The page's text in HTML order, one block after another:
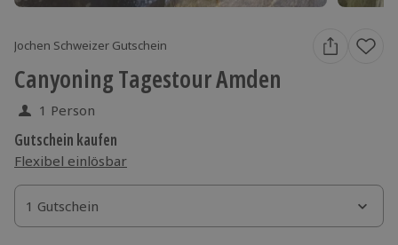
Jochen Schweizer Gutschein
Canyoning Tagestour Amden
1 Person
Gutschein kaufen
Flexibel einlösbar
1 Gutschein
1 Gutschein
1 Gutschein